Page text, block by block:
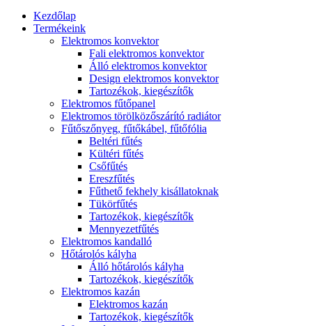
Kezdőlap
Termékeink
Elektromos konvektor
Fali elektromos konvektor
Álló elektromos konvektor
Design elektromos konvektor
Tartozékok, kiegészítők
Elektromos fűtőpanel
Elektromos törölközőszárító radiátor
Fűtőszőnyeg, fűtőkábel, fűtőfólia
Beltéri fűtés
Kültéri fűtés
Csőfűtés
Ereszfűtés
Fűthető fekhely kisállatoknak
Tükörfűtés
Tartozékok, kiegészítők
Mennyezetfűtés
Elektromos kandalló
Hőtárolós kályha
Álló hőtárolós kályha
Tartozékok, kiegészítők
Elektromos kazán
Elektromos kazán
Tartozékok, kiegészítők